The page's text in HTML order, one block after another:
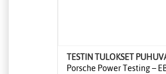
TESTIN TULOKSET
Porsche Power Testing –